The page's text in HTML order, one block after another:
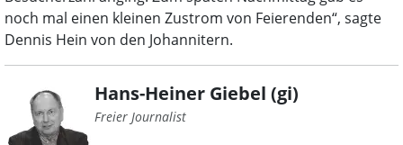
noch mal einen kleinen Zustrom von Feierenden“, sagte
Dennis Hein von den Johannitern.
Hans-Heiner Giebel (gi)
Freier Journalist